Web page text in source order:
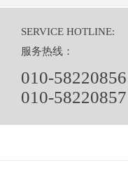
SERVICE HOTLINE:
服务热线：
010-58220856
010-58220857